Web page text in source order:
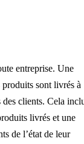
entreprise. Une
sont livrés à
des clients. Cela
livrés et une
de l’état de leur